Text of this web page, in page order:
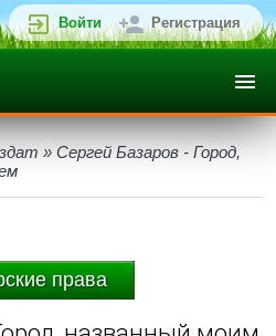
Войти Регистрация
» Сергей Базаров - Город,
права